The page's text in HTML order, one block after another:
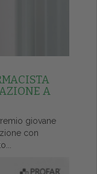
A
giovane
con